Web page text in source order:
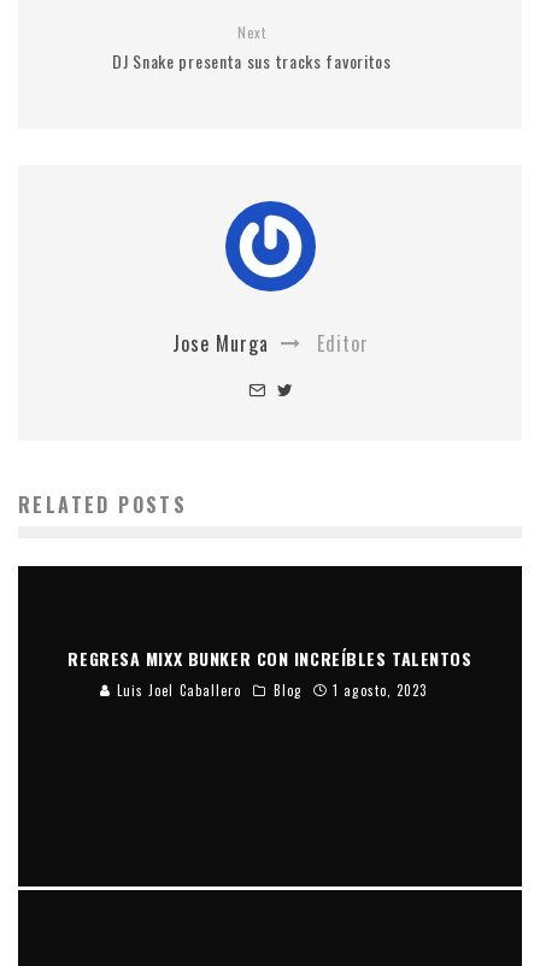
Next
DJ Snake presenta sus tracks favoritos
Jose Murga Editor
RELATED POSTS
REGRESA MIXX BUNKER CON INCREÍBLES TALENTOS
Luis Joel Caballero Blog 1 agosto, 2023